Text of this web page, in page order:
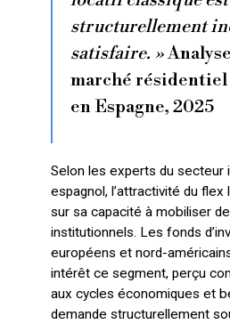
structurellement
satisfaire. »
marché
en Espagne, 2025
Selon les experts du secteur
espagnol, l’attractivité du flex
sur sa capacité à mobiliser
institutionnels. Les fonds
européens et nord-
intérêt ce segment, perçu
aux cycles économiques et
demande structurellement